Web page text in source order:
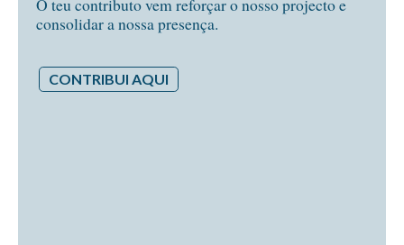
O teu contributo vem reforçar o nosso projecto e
consolidar a nossa presença.
CONTRIBUI AQUI